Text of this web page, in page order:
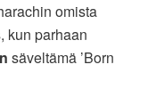
omista
kun parhaan
säveltämä ’Born